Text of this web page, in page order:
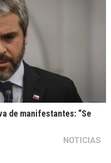
de manifestantes: “Se
NOTICIAS